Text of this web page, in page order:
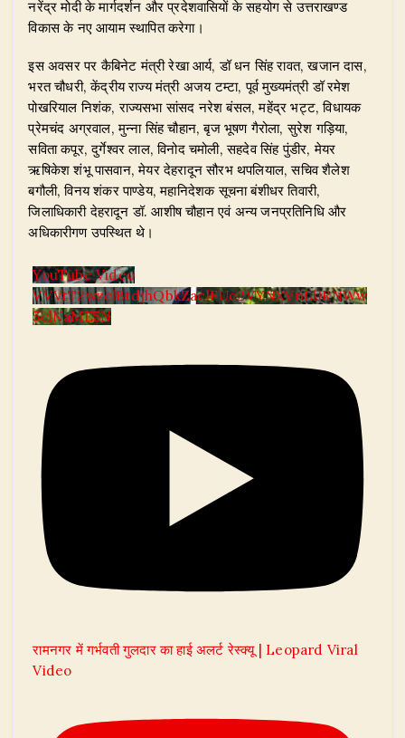
नरेंद्र मोदी के मार्गदर्शन और प्रदेशवासियों के सहयोग से उत्तराखण्ड
विकास के नए आयाम स्थापित करेगा।
​इस अवसर पर कैबिनेट मंत्री रेखा आर्य, डॉ धन सिंह रावत, खजान दास,
भरत चौधरी, केंद्रीय राज्य मंत्री अजय टम्टा, पूर्व मुख्यमंत्री डॉ रमेश
पोखरियाल निशंक, राज्यसभा सांसद नरेश बंसल, महेंद्र भट्ट, विधायक
प्रेमचंद अग्रवाल, मुन्ना सिंह चौहान, बृज भूषण गैरोला, सुरेश गड़िया,
सविता कपूर, दुर्गेश्वर लाल, विनोद चमोली, सहदेव सिंह पुंडीर, मेयर
ऋषिकेश शंभू पासवान, मेयर देहरादून सौरभ थपलियाल, सचिव शैलेश
बगौली, विनय शंकर पाण्डेय, महानिदेशक सूचना बंशीधर तिवारी,
जिलाधिकारी देहरादून डॉ. आशीष चौहान एवं अन्य जनप्रतिनिधि और
अधिकारीगण उपस्थित थे।
YouTube Video
VVVtT2wzclBtdjhQbkZaclFUc2VYNXVnLlJRNWw
5clNaME5N
रामनगर में गर्भवती गुलदार का हाई अलर्ट रेस्क्यू | Leopard Viral
Video